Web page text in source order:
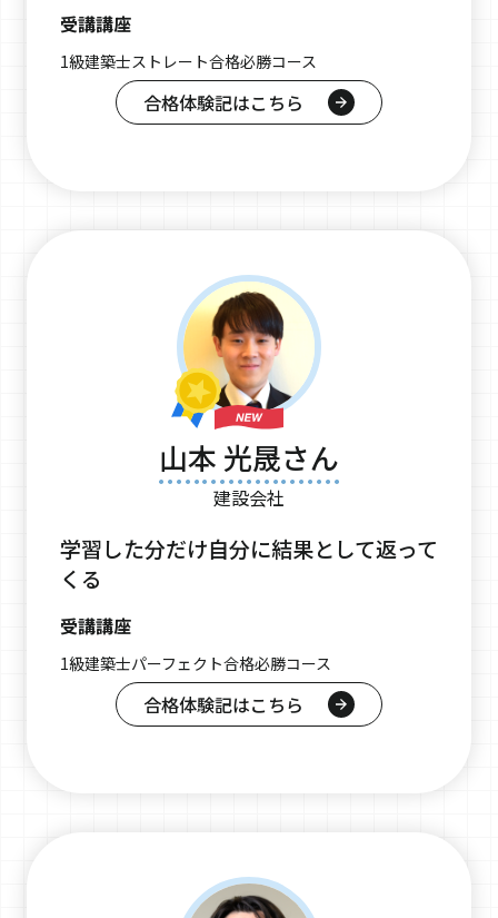
受講講座
1級建築士ストレート合格必勝コース
合格体験記はこちら
山本 光晟さん
建設会社
学習した分だけ自分に結果として返って
くる
受講講座
1級建築士パーフェクト合格必勝コース
合格体験記はこちら